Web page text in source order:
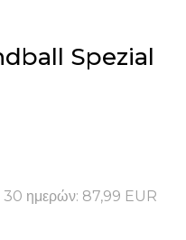
Spezial
30 ημερών: 87,99 EUR